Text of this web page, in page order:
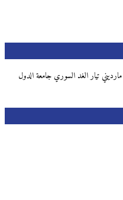
تيار الغد السوري جامعة الدول